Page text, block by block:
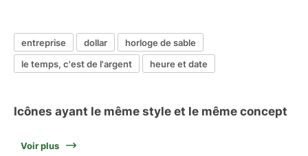
entreprise dollar
horloge de sable
le temps, c'est de l'argent
heure et date
Icônes ayant le même style et le même concept
Voir plus